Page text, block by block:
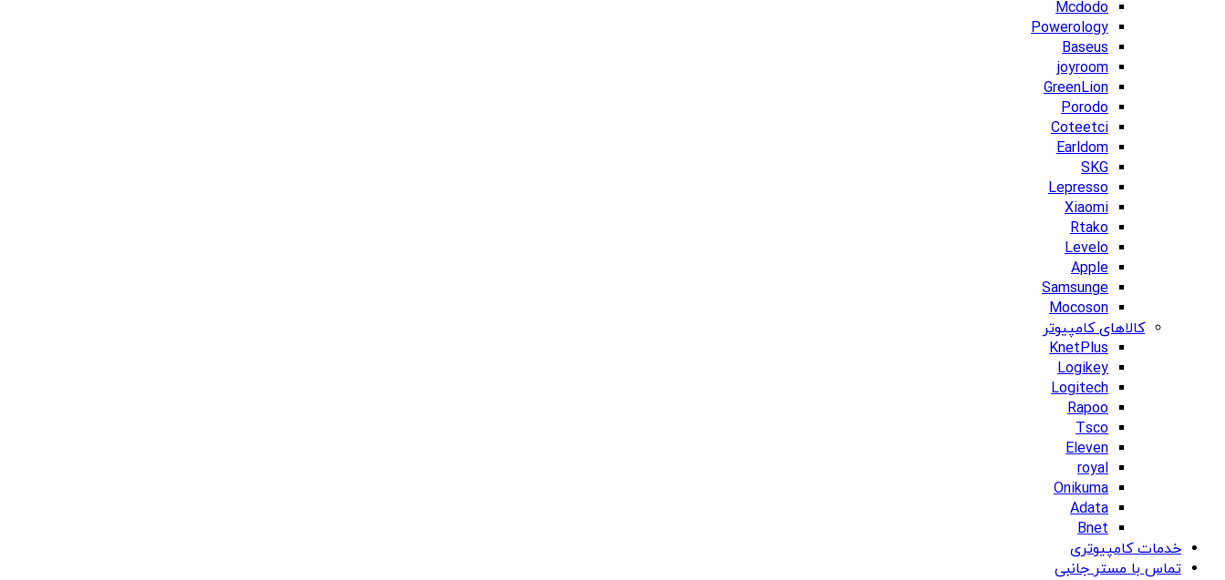
Mcdodo
Powerology
Baseus
joyroom
GreenLion
Porodo
Coteetci
Earldom
SKG
Lepresso
Xiaomi
Rtako
Levelo
Apple
Samsunge
Mocoson
کالاهای کامپیوتر
KnetPlus
Logikey
Logitech
Rapoo
Tsco
Eleven
royal
Onikuma
Adata
Bnet
خدمات کامپیوتری
تماس با مستر جانبی